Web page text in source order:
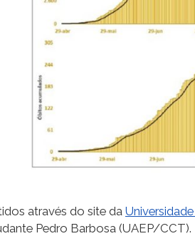
através do site da
Pedro Barbosa (UAEP/CCT).